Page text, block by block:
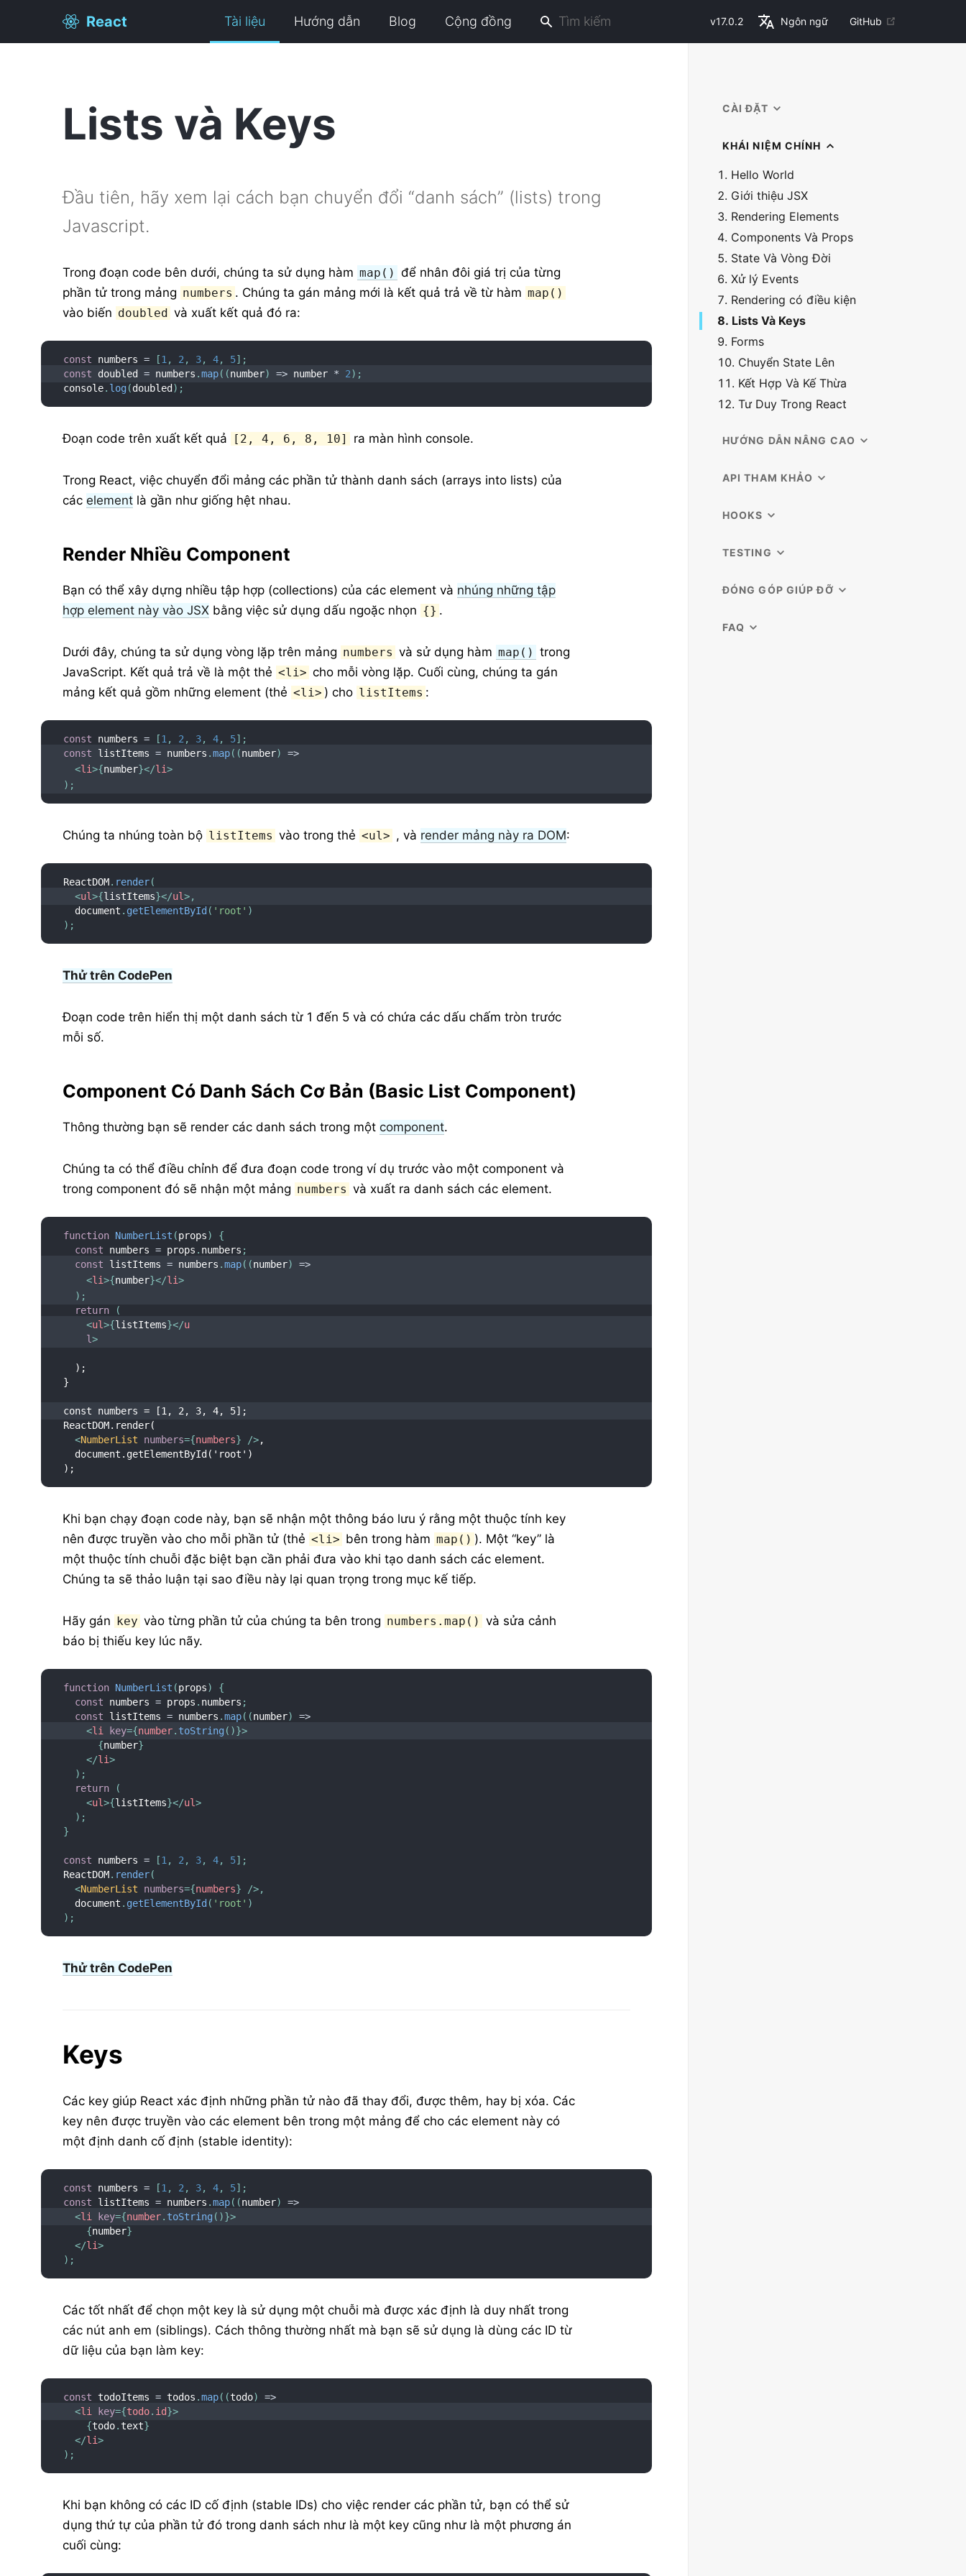
React Tài liệu Hướng dẫn Blog Cộng đồng v17.0.2 Ngôn ngữ GitHub
Lists và Keys
Đầu tiên, hãy xem lại cách bạn chuyển đổi “danh sách” (lists) trong
Javascript.
Trong đoạn code bên dưới, chúng ta sử dụng hàm map() để nhân đôi giá trị của từng
phần tử trong mảng numbers . Chúng ta gán mảng mới là kết quả trả về từ hàm map()
vào biến doubled và xuất kết quả đó ra:
const numbers = [1 , 2 , 3, 4, 5] ;
const doubled = numbers .map( (number) => number * 2) ;
console. log(doubled ) ;
Đoạn code trên xuất kết quả [2, 4, 6, 8, 10] ra màn hình console.
Trong React, việc chuyển đổi mảng các phần tử thành danh sách (arrays into lists) của
cácelement là gần như giống hệt nhau.
Render Nhiều Component
Bạn có thể xây dựng nhiều tập hợp (collections) của các element và nhúng những tập
hợp element này vào JSX bằng việc sử dụng dấu ngoặc nhọn {} .
Dưới đây, chúng ta sử dụng vòng lặp trên mảng numbers và sử dụng hàm map() trong
JavaScript. Kết quả trả về là một thẻ <li> cho mỗi vòng lặp. Cuối cùng, chúng ta gán
mảng kết quả gồm những element (thẻ <li> ) cho listItems :
const numbers = [1 , 2 , 3, 4, 5] ;
const listItems = numbers .map( (number)
=>
<li>{number}</li>
) ;
Chúng ta nhúng toàn bộ listItems vào trong thẻ <ul> , và render mảng này ra DOM:
ReactDOM. render(
<ul>{listItems}</ul>,
  document
. getElementById ( 'root' )
) ;
Thử trên CodePen
Đoạn code trên hiển thị một danh sách từ 1 đến 5 và có chứa các dấu chấm tròn trước
mỗi số.
Component Có Danh Sách Cơ Bản (Basic List Component)
Thông thường bạn sẽ render các danh sách trong mộtcomponent.
Chúng ta có thể điều chỉnh để đưa đoạn code trong ví dụ trước vào một component và
trong component đó sẽ nhận một mảng numbers và xuất ra danh sách các element.
function NumberList (props)
{
const numbers = props . numbers ;
const listItems = numbers .map( (number)
=>
<li>{number}</li>
) ;
return
(
<ul>{listItems}</u
l>
  );
}
const numbers = [1, 2, 3, 4, 5];
ReactDOM.render(
<NumberList numbers={numbers} />,
  document.getElementById('root')
);
Khi bạn chạy đoạn code này, bạn sẽ nhận một thông báo lưu ý rằng một thuộc tính key
nên được truyền vào cho mỗi phần tử (thẻ <li> bên trong hàm map() ). Một “key” là
một thuộc tính chuỗi đặc biệt bạn cần phải đưa vào khi tạo danh sách các element.
Chúng ta sẽ thảo luận tại sao điều này lại quan trọng trong mục kế tiếp.
Hãy gán key vào từng phần tử của chúng ta bên trong numbers.map() và sửa cảnh
báo bị thiếu key lúc nãy.
function NumberList (props)
{
const numbers = props . numbers ;
const listItems = numbers .map( (number)
=>
<li key={number. toString ( )}>
{number}
</li>
) ;
return
(
<ul>{listItems}</ul>
) ;
}
const numbers = [1 , 2 , 3, 4, 5] ;
ReactDOM. render(
<NumberList numbers={numbers} />,
  document
. getElementById ( 'root' )
) ;
Thử trên CodePen
Keys
Các key giúp React xác định những phần tử nào đã thay đổi, được thêm, hay bị xóa. Các
key nên được truyền vào các element bên trong một mảng để cho các element này có
một định danh cố định (stable identity):
const numbers = [1 , 2 , 3, 4, 5] ;
const listItems = numbers .map( (number)
=>
<li key={number. toString ( )}>
{number}
</li>
) ;
Các tốt nhất để chọn một key là sử dụng một chuỗi mà được xác định là duy nhất trong
các nút anh em (siblings). Cách thông thường nhất mà bạn sẽ sử dụng là dùng các ID từ
dữ liệu của bạn làm key:
const todoItems = todos .map( (todo)
=>
<li key={todo. id}>
{todo. text}
</li>
) ;
Khi bạn không có các ID cố định (stable IDs) cho việc render các phần tử, bạn có thể sử
dụng thứ tự của phần tử đó trong danh sách như là một key cũng như là một phương án
cuối cùng:
CÀI ĐẶT
KHÁI NIỆM CHÍNH
1. Hello World
2. Giới thiệu JSX
3. Rendering Elements
4. Components Và Props
5. State Và Vòng Đời
6. Xử lý Events
7. Rendering có điều kiện
8. Lists Và Keys
9. Forms
10. Chuyển State Lên
11. Kết Hợp Và Kế Thừa
12. Tư Duy Trong React
HƯỚNG DẪN NÂNG CAO
API THAM KHẢO
HOOKS
TESTING
ĐÓNG GÓP GIÚP ĐỠ
FAQ